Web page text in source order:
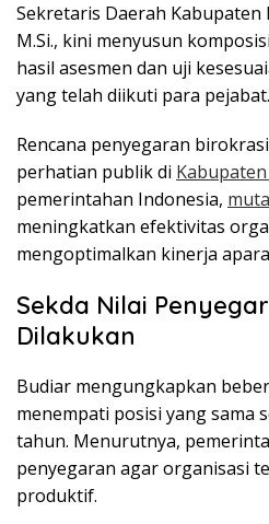
Sekretaris Daerah Kabupaten
M.Si., kini menyusun
hasil asesmen dan uji
yang telah diikuti para pejabat.
Rencana penyegaran
perhatian publik di
pemerintahan Indonesia,
meningkatkan efektivitas
mengoptimalkan kinerja
Sekda Nilai
Dilakukan
Budiar mengungkapkan
menempati posisi yang sama
tahun. Menurutnya,
penyegaran agar organisasi
produktif.